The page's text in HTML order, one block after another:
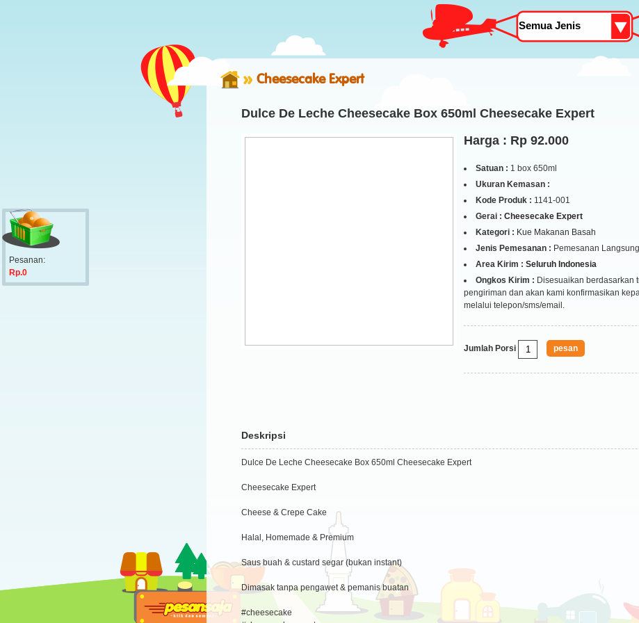
Pesanan:
Rp.0
Cheesecake Expert
Dulce De Leche Cheesecake Box 650ml Cheesecake Expert
Harga : Rp 92.000
Satuan : 1 box 650ml
Ukuran Kemasan :
Kode Produk : 1141-001
Gerai : Cheesecake Expert
Kategori : Kue Makanan Basah
Jenis Pemesanan : Pemesanan Langsung
Area Kirim : Seluruh Indonesia
Ongkos Kirim : Disesuaikan berdasarkan
pengiriman dan akan kami konfirmasikan
melalui telepon/sms/email.
Jumlah Porsi
Deskripsi
Dulce De Leche Cheesecake Box 650ml Cheesecake Expert
Cheesecake Expert
Cheese & Crepe Cake
Halal, Homemade & Premium
Saus buah & custard segar (bukan instant)
Dimasak tanpa pengawet & pemanis buatan
#cheesecake